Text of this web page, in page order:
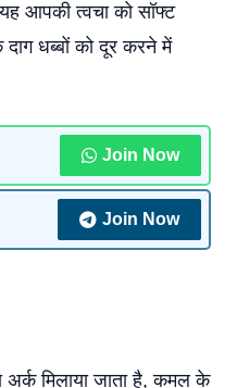
आपकी त्वचा को सॉफ्ट
धब्बों को दूर करने में
Join Now
Join Now
मिलाया जाता है, कमल के